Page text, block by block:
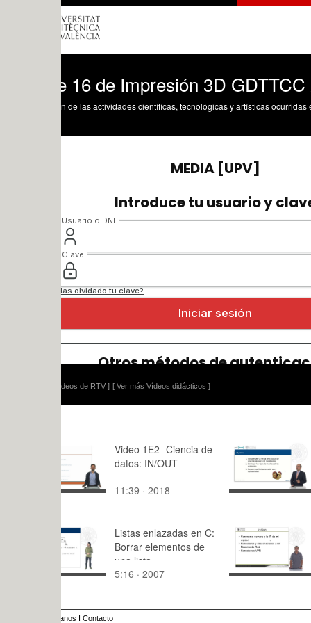
16 de Impresión 3D GDTTCC 2020-
de las actividades científicas, tecnológicas y artísticas ocurridas en los tres
[ Ver más Vídeos didácticos ]
Video 1E2- Ciencia de
datos: IN/OUT
11:39 · 2018
5:22 · 2013
Listas enlazadas en C:
Borrar elementos de
una lista
5:16 · 2007
Conocer
la IP de
6:56 · 2010